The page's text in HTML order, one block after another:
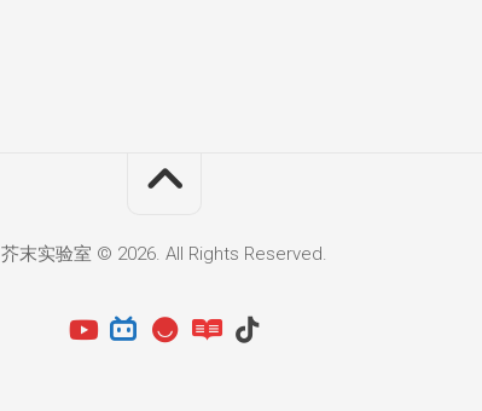
芥末实验室 © 2026. All Rights Reserved.